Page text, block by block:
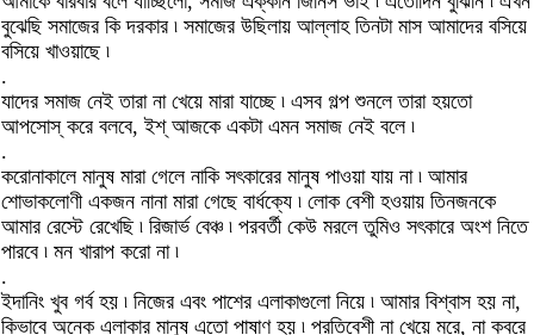
বুঝেছি সমাজের কি দরকার ৷ সমাজের উছিলায় আল্লাহ তিনটা মাস আমাদের বসিয়ে
বসিয়ে খাওয়াছে ৷
.
যাদের সমাজ নেই তারা না খেয়ে মারা যাচ্ছে ৷ এসব গল্প শুনলে তারা হয়তো
আপসোস্ করে বলবে, ইশ্ আজকে একটা এমন সমাজ নেই বলে ৷
.
করোনাকালে মানুষ মারা গেলে নাকি সৎকারের মানুষ পাওয়া যায় না ৷ আমার
শোভাকলোণী একজন নানা মারা গেছে বার্ধক্যে ৷ লোক বেশী হওয়ায় তিনজনকে
আমার রেস্টে রেখেছি ৷ রিজার্ভ বেঞ্চ ৷ পরবর্তী কেউ মরলে তুমিও সৎকারে অংশ নিতে
পারবে ৷ মন খারাপ করো না ৷
.
ইদানিং খুব গর্ব হয় ৷ নিজের এবং পাশের এলাকাগুলো নিয়ে ৷ আমার বিশ্বাস হয় না,
কিভাবে অনেক এলাকার মানুষ এতো পাষাণ হয় ৷ প্রতিবেশী না খেয়ে মরে, না কবরে